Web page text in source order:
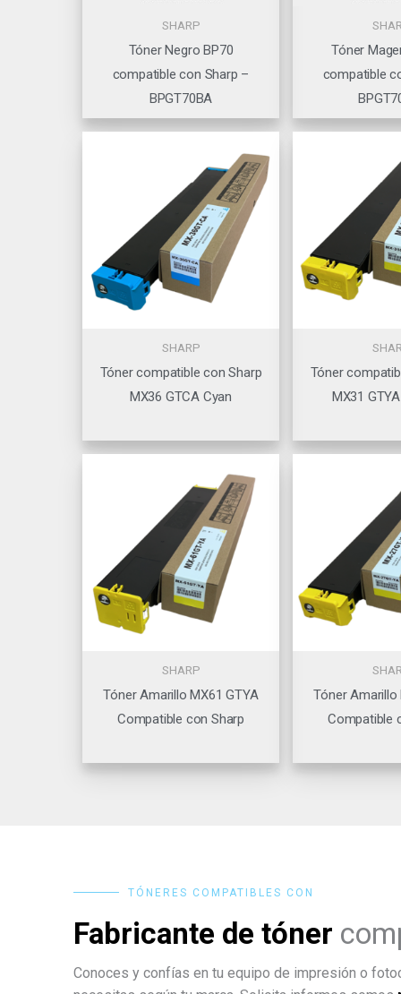
SHARP
Tóner Negro BP70
compatible con Sharp –
BPGT70BA
Tóner
compatible
SHARP
Tóner compatible con Sharp
MX36 GTCA Cyan
Tóner
MX31
SHARP
Tóner Amarillo MX61 GTYA
Compatible con Sharp
Tóner Amarillo
Compatible
TÓNERES COMPATIBLES CON
Fabricante de tóner
Conoces y confías en tu equipo de impresión o